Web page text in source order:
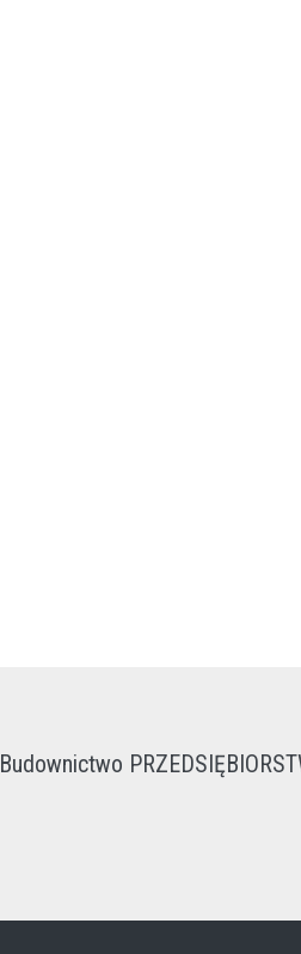
Budownictwo